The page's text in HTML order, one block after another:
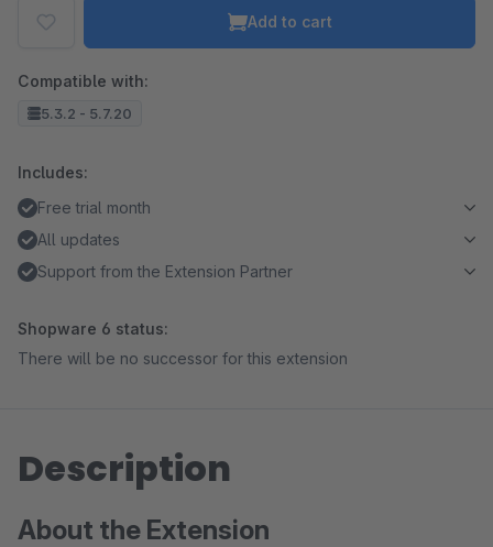
Add to cart
Compatible with:
5.3.2 - 5.7.20
Includes:
Free trial month
All updates
Support from the Extension Partner
Shopware 6 status:
There will be no successor for this extension
Description
About the Extension